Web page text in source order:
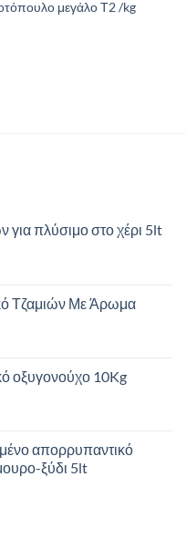
μεγάλο Τ2 /kg
για πλύσιμο στο χέρι 5lt
Τζαμιών Με Άρωμα
οξυγονούχο 10Kg
απορρυπαντικό
ξύδι 5lt